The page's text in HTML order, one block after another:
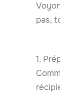
pas,
1.